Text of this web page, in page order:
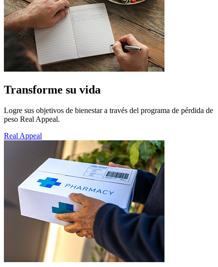
Transforme su vida
Logre sus objetivos de bienestar a través del programa de pérdida de
peso Real Appeal.
Real Appeal